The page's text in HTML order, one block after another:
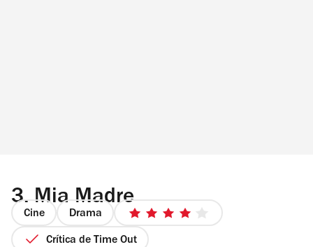
3. Mia Madre
Cine Drama
4
Crítica de Time Out